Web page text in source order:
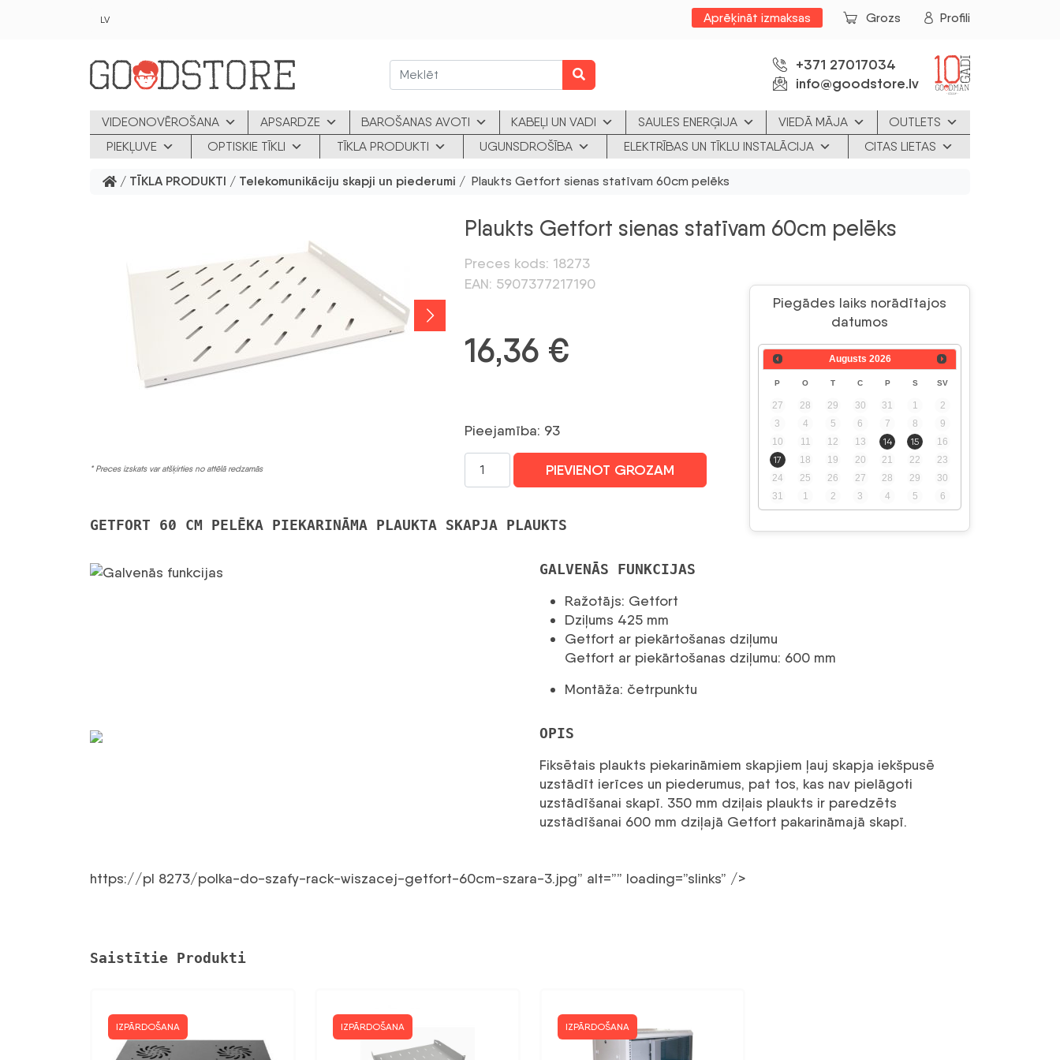
LV Aprēķināt izmaksas Grozs Profili
+371 27017034
info@goodstore.lv
VIDEONOVĒROŠANA APSARDZE BAROŠANAS AVOTI KABEĻI UN VADI SAULES ENERĢIJA VIEDĀ MĀJA
OUTLETS
PIEKĻUVE
OPTISKIE TĪKLI TĪKLA PRODUKTI UGUNSDROŠĪBA ELEKTRĪBAS UN TĪKLU INSTALĀCIJA CITAS LIETAS
/ TĪKLA PRODUKTI / Telekomunikāciju skapji un piederumi / Plaukts Getfort sienas statīvam 60cm pelēks
* Preces izskats var atšķirties no attēlā redzamās
Plaukts Getfort sienas statīvam 60cm pelēks
Preces kods: 18273
EAN: 5907377217190
Piegādes laiks norādītajos
datumos
Augusts 2026
P O T C P S SV
27 28 29 30 31 1
2
3
4 5 6 7 8
9
10
11 12 13 14 15
16
17
18 19 20 21 22
23
24
25 26 27 28 29
30
31
1 2 3 4 5 6
16,36 €
Pieejamība: 93
statīvam
PIEVIENOT GROZAM
GETFORT 60 CM PELĒKA PIEKARINĀMA PLAUKTA SKAPJA PLAUKTS
GALVENĀS FUNKCIJAS
Ražotājs: Getfort
Dziļums 425 mm
Getfort ar piekārtošanas dziļumu
Getfort ar piekārtošanas dziļumu: 600 mm
Montāža: četrpunktu
OPIS
Fiksētais plaukts piekarināmiem skapjiem ļauj skapja iekšpusē
uzstādīt ierīces un piederumus, pat tos, kas nav pielāgoti
uzstādīšanai skapī. 350 mm dziļais plaukts ir paredzēts
uzstādīšanai 600 mm dziļajā Getfort pakarināmajā skapī.
https://pl 8273/polka-do-szafy-rack-wiszacej-getfort-60cm-szara-3.jpg” alt=”” loading=”slinks” />
Saistītie Produkti
IZPĀRDOŠANA IZPĀRDOŠANA IZPĀRDOŠANA